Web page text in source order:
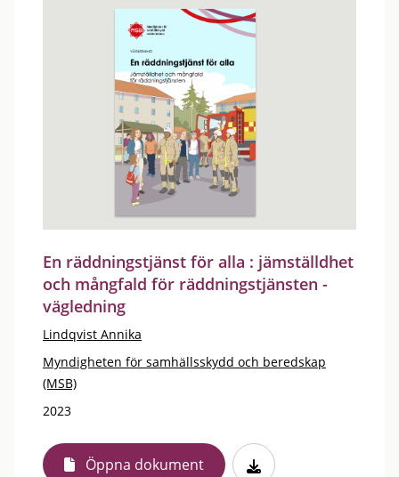
En räddningstjänst för alla : jämställdhet
och mångfald för räddningstjänsten -
vägledning
Lindqvist Annika
Myndigheten för samhällsskydd och beredskap
(MSB)
2023
Öppna dokument